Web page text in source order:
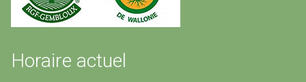
Horaire actuel